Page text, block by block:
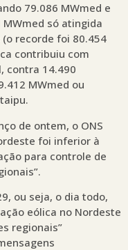
79.086 MWmed e
só atingida
recorde foi 80.454
contribuiu com
contra 14.490
MWmed ou
de ontem, o ONS
foi inferior à
para controle de
ou seja, o dia todo,
eólica no Nordeste
regionais”